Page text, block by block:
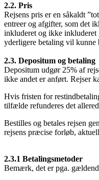
2.2. Pris
Rejsens pris er en såkaldt
entreer og afgifter, som det
inkluderet og ikke inkluderet
yderligere betaling vil kunne
2.3. Depositum og betaling
Depositum udgør 25% af
ikke andet er anført. Rejser
Hvis fristen for
tilfælde refunderes det
Bestilles og betales rejsen
rejsens præcise forløb,
2.3.1 Betalingsmetoder
Bemærk, det er pga.